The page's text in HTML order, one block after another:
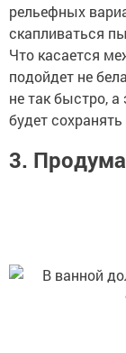
рельефных
скапливаться
Что касается
подойдет не
не так быстро,
будет
3.